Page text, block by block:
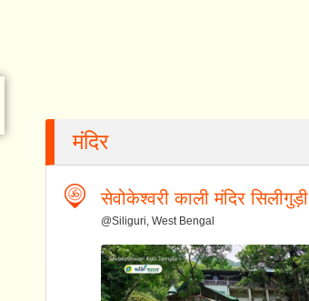
मंदिर
सेवोकेश्वरी काली मंदिर सिलीगुड़ी
@Siliguri, West Bengal